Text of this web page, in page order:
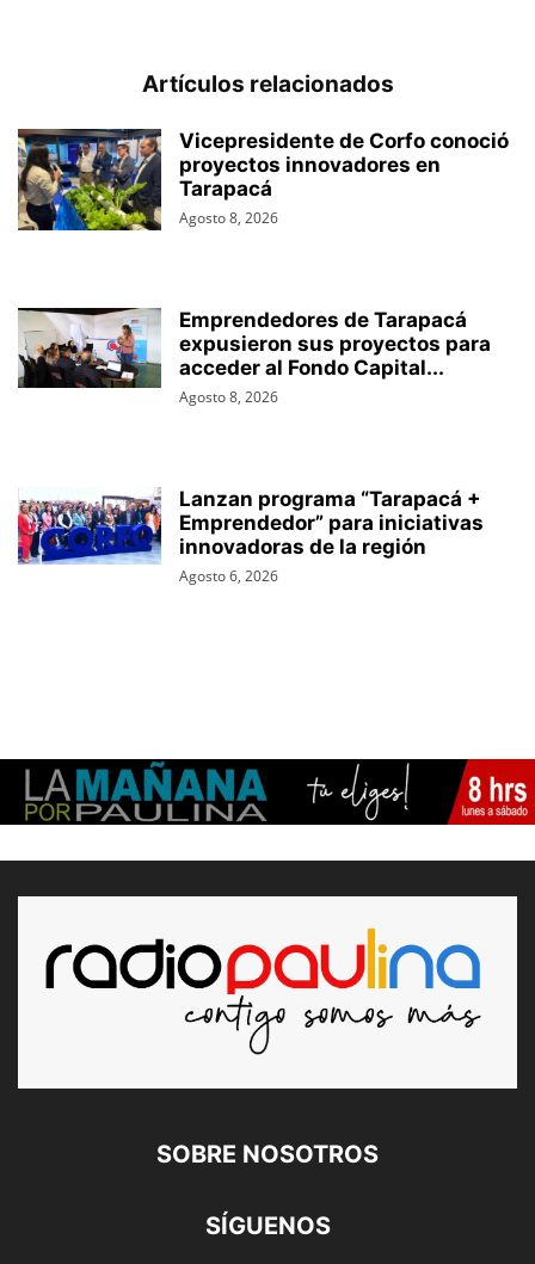
Artículos relacionados
Vicepresidente de Corfo conoció
proyectos innovadores en
Tarapacá
Agosto 8, 2026
Emprendedores de Tarapacá
expusieron sus proyectos para
acceder al Fondo Capital...
Agosto 8, 2026
Lanzan programa “Tarapacá +
Emprendedor” para iniciativas
innovadoras de la región
Agosto 6, 2026
SOBRE NOSOTROS
SÍGUENOS